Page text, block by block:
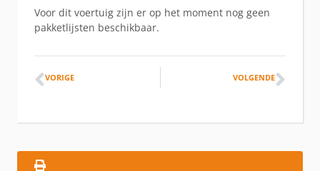
Voor dit voertuig zijn er op het moment nog geen
pakketlijsten beschikbaar.
VOLGENDE
VORIGE